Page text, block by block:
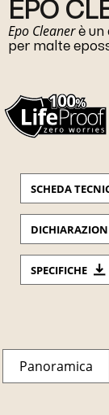
EPO
Epo Cleanerè
per malte
SCHEDA
SPECIFICHE
Panoramica